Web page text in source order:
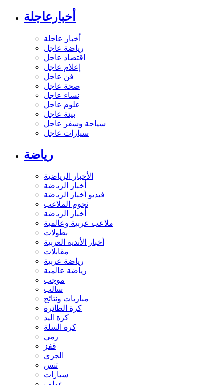
أخبارعاجلة
أخبار عاجلة
رياضة عاجل
اقتصاد عاجل
إعلام عاجل
فن عاجل
صحة عاجل
نساء عاجل
علوم عاجل
بيئة عاجل
سياحة وسفر عاجل
سيارات عاجل
رياضة
الأخبار الرياضية
أخبار الرياضة
فيديو أخبار الرياضة
نجوم الملاعب
أخبار الرياضة
ملاعب عربية وعالمية
بطولات
أخبار الأندية العربية
مقابلات
رياضة عربية
رياضة عالمية
موجب
سالب
مباريات ونتائج
كرة الطائرة
كرة اليد
كرة السلة
رمي
قفز
الجري
تنس
سيارات